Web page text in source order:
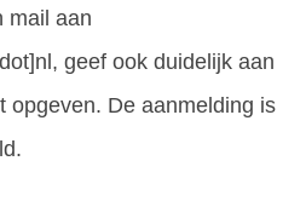
mail aan
geef ook duidelijk aan
opgeven. De aanmelding is